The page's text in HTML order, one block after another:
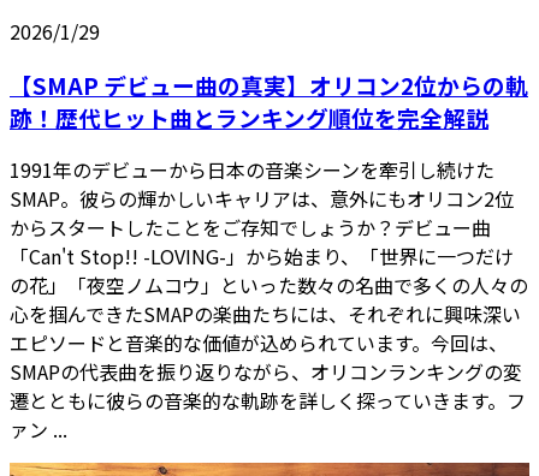
2026/1/29
【SMAP デビュー曲の真実】オリコン2位からの軌
跡！歴代ヒット曲とランキング順位を完全解説
1991年のデビューから日本の音楽シーンを牽引し続けた
SMAP。彼らの輝かしいキャリアは、意外にもオリコン2位
からスタートしたことをご存知でしょうか？デビュー曲
「Can't Stop!! -LOVING-」から始まり、「世界に一つだけ
の花」「夜空ノムコウ」といった数々の名曲で多くの人々の
心を掴んできたSMAPの楽曲たちには、それぞれに興味深い
エピソードと音楽的な価値が込められています。今回は、
SMAPの代表曲を振り返りながら、オリコンランキングの変
遷とともに彼らの音楽的な軌跡を詳しく探っていきます。フ
ァン ...